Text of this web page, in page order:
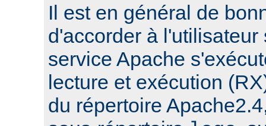
Il est en général de
d'accorder à
service Apache
lecture et exécution
du répertoire